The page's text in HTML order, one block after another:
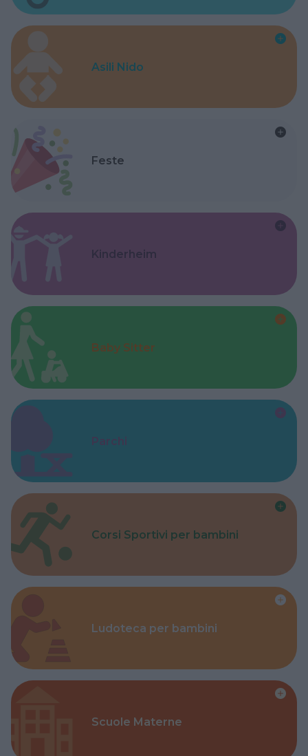
Asili Nido
Feste
Kinderheim
Baby Sitter
Parchi
Corsi Sportivi per bambini
Ludoteca per bambini
Scuole Materne